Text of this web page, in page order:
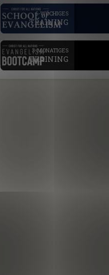
. 6-WÖCHIGES
TRAINING
. 3-MONATIGES
TRAINING